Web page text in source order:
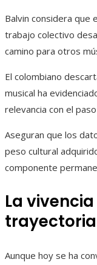
Balvin considera que
trabajo colectivo
camino para otros
El colombiano
musical ha
relevancia con el
Aseguran que los
peso cultural
componente
La
trayectoria
Aunque hoy se ha